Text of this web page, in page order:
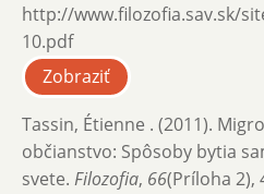
http://www.filozofia.sav.sk/
10.pdf
Zobraziť
Tassin, Étienne . (2011).
občianstvo: Spôsoby bytia
svete. Filozofia, 66(Príloha 2),